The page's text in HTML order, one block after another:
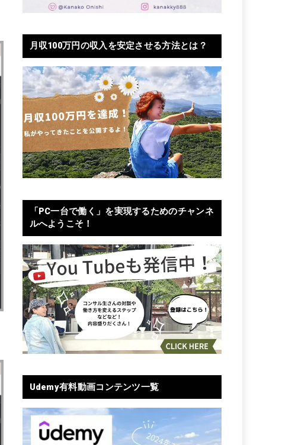
月収100万円の収入を安定させる方法とは？
「PC一台で働く」を実現するためのチャンネ
ルへようこそ！
Udemy有料動画コンテンツ一覧